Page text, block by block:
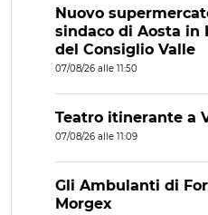
Nuovo
sindaco di Aosta in
del Consiglio Valle
07/08/26 alle 11:50
Teatro itinerante a
07/08/26 alle 11:09
Gli Ambulanti di
Morgex